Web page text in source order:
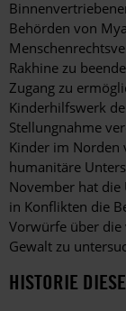
Behörden von
Rakhine zu
Zugang zu
Kinderhilfswerk
Stellungnahme
Kinder im Norden
humanitäre
November hat die
in Konflikten die
Vorwürfe über die
Gewalt zu
HISTORIE